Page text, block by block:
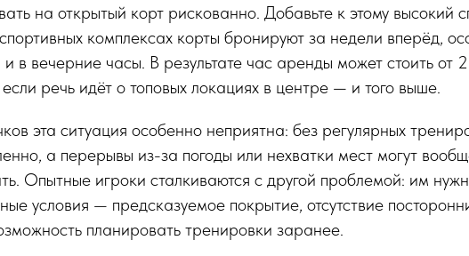
на открытый корт рискованно. Добавьте к этому высокий
комплексах корты бронируют за недели вперёд,
в вечерние часы. В результате час аренды может стоить
речь идёт о топовых локациях в центре — и того выше.
эта ситуация особенно неприятна: без регулярных
а перерывы из-за погоды или нехватки мест могут
Опытные игроки сталкиваются с другой проблемой: им
условия — предсказуемое покрытие, отсутствие
планировать тренировки заранее.